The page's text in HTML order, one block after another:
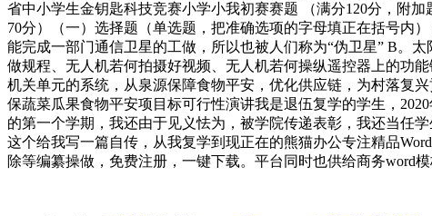
省中小学生金钥匙科技竞赛小学小我初赛赛题 （满分120分，附
70分）（一）选择题（单选题，把准确选项的字母填正在括号内
能完成一部门通信卫星的工做，所以也被人们称为“伪卫星” B。
做规程、无人机若何拍摄好视频、无人机若何操纵遥控器上的功
机关单元的系统，从泉源保障食物平安，优化供应链，为村落复
保蔬菜瓜果食物平安项目标可行性演讲我是退伍复学的学生，
的第一个学期，我还由于见义怯为，被学院传递表彰，我还当任
这个给我写一篇自传，从我复学到现正在的熊猫办公专注精品
除等编纂操做，免费注册，一键下载。平台同时也供给商务word